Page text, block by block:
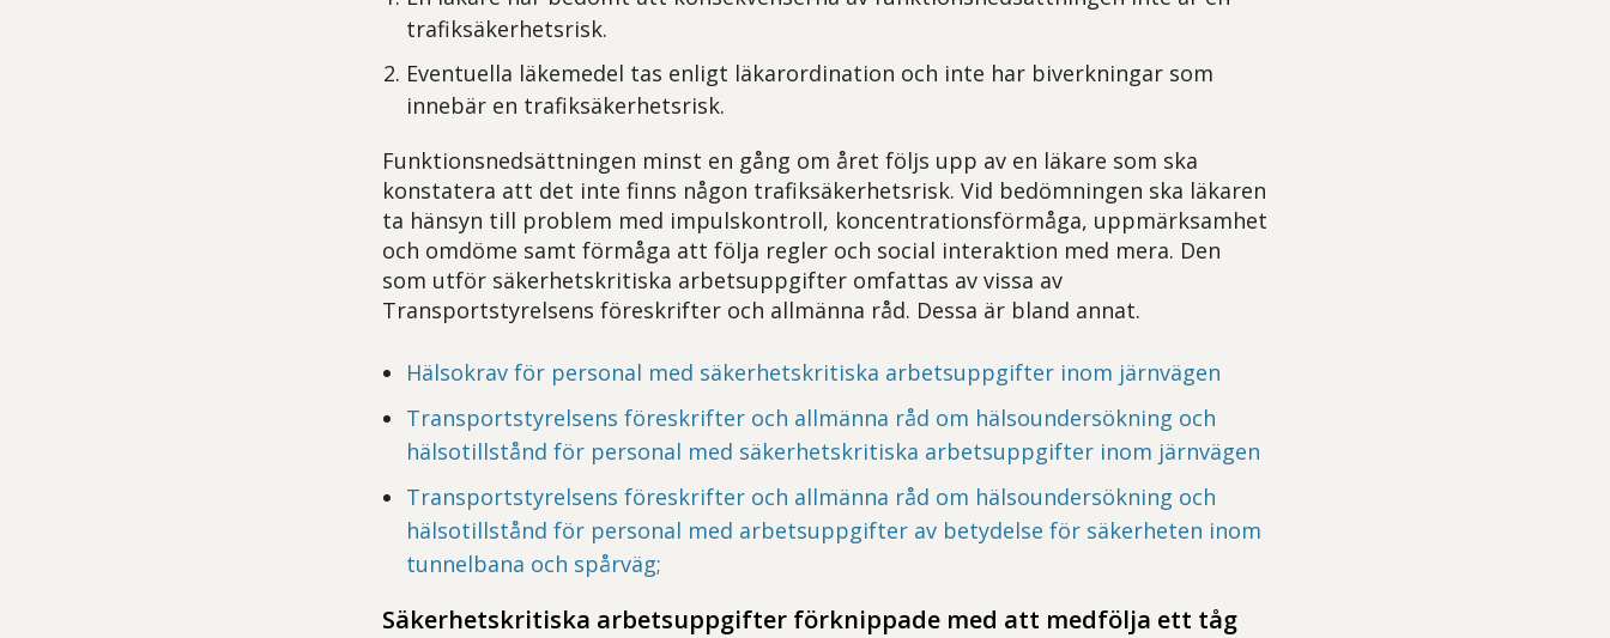
trafiksäkerhetsrisk.
Eventuella läkemedel tas enligt läkarordination och inte har biverkningar som
innebär en trafiksäkerhetsrisk.
Funktionsnedsättningen minst en gång om året följs upp av en läkare som ska
konstatera att det inte finns någon trafiksäkerhetsrisk. Vid bedömningen ska läkaren
ta hänsyn till problem med impulskontroll, koncentrationsförmåga, uppmärksamhet
och omdöme samt förmåga att följa regler och social interaktion med mera. Den
som utför säkerhetskritiska arbetsuppgifter omfattas av vissa av
Transportstyrelsens föreskrifter och allmänna råd. Dessa är bland annat.
Hälsokrav för personal med säkerhetskritiska arbetsuppgifter inom järnvägen
Transportstyrelsens föreskrifter och allmänna råd om hälsoundersökning och
hälsotillstånd för personal med säkerhetskritiska arbetsuppgifter inom järnvägen
Transportstyrelsens föreskrifter och allmänna råd om hälsoundersökning och
hälsotillstånd för personal med arbetsuppgifter av betydelse för säkerheten inom
tunnelbana och spårväg;
Säkerhetskritiska arbetsuppgifter förknippade med att medfölja ett tåg